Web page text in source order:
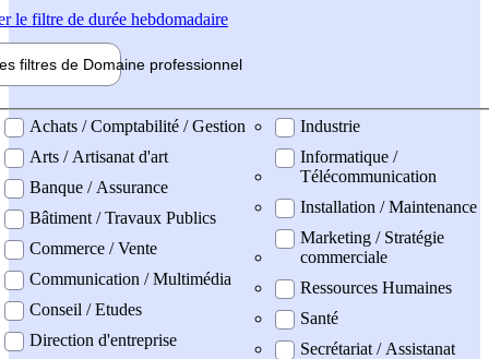
le filtre de durée hebdomadaire
filtres de Domaine professionnel
professionel
Achats / Comptabilité / Gestion
Arts / Artisanat d'art
Banque / Assurance
Bâtiment / Travaux Publics
Commerce / Vente
Communication / Multimédia
Conseil / Etudes
Direction d'entreprise
Industrie
Informatique /
Télécommunication
Installation / Maintenance
Marketing / Stratégie
commerciale
Ressources Humaines
Santé
Secrétariat / Assistanat